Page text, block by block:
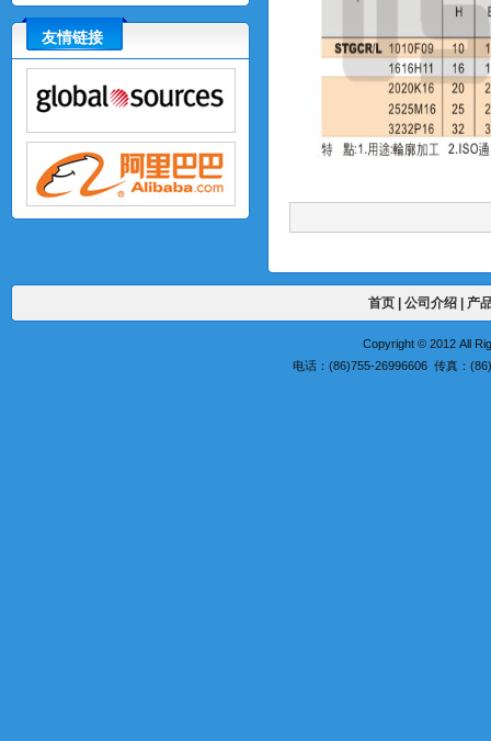
友情链接
首页|公司介绍| 产
Copyright © 2012 All
电话：(86)755-26996606 传真：